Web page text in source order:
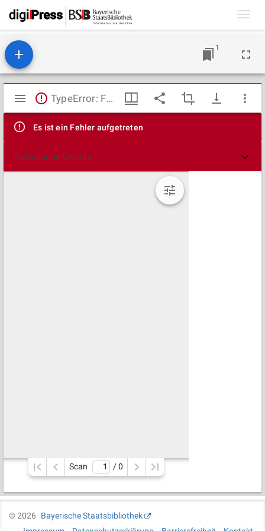
1
Mirador
Viewer
TypeError: Failed to fetch
Es ist ein Fehler aufgetreten
Technische Details
Scan / 0
©2026
Bayerische Staatsbibliothek